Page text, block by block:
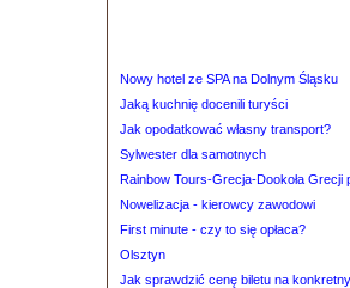
Nowy hotel ze SPA na Dolnym Śląsku
Jaką kuchnię docenili turyści
Jak opodatkować własny transport?
Sylwester dla samotnych
Rainbow Tours-Grecja-Dookoła Grecji
Nowelizacja - kierowcy zawodowi
First minute - czy to się opłaca?
Olsztyn
Jak sprawdzić cenę biletu na